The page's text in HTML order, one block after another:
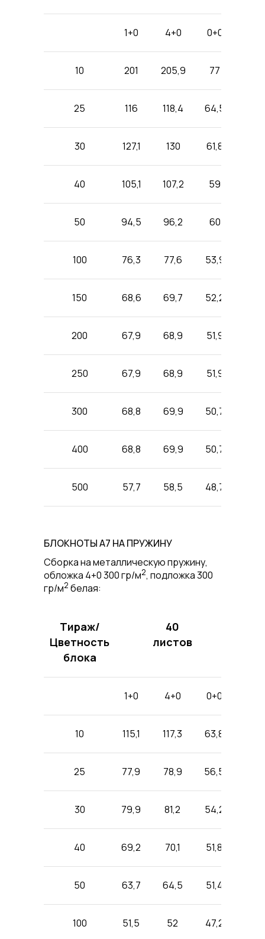
1+0 4+0 0+0
10 201 205,9 77
25 116 118,4 64,5
30 127,1 130 61,8
40 105,1 107,2 59
50 94,5 96,2 60
100 76,3 77,6 53,9
150 68,6 69,7 52,2
200 67,9 68,9 51,9
250 67,9 68,9 51,9
300 68,8 69,9 50,7
400 68,8 69,9 50,7
500 57,7 58,5 48,7
БЛОКНОТЫ А7 НА ПРУЖИНУ
Cборка на металлическую пружину,
обложка 4+0 300 гр/м2, подложка 300
гр/м2 белая:
Тираж/
Цветность
блока
40
листов
1+0 4+0 0+0
10 115,1 117,3 63,8
25 77,9 78,9 56,5
30 79,9 81,2 54,2
40 69,2 70,1 51,8
50 63,7 64,5 51,4
100 51,5 52 47,2